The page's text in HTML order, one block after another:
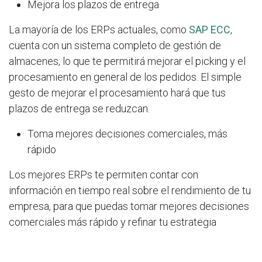
Mejora los plazos de entrega
La mayoría de los ERPs actuales, como SAP ECC,
cuenta con un sistema completo de gestión de
almacenes, lo que te permitirá mejorar el picking y el
procesamiento en general de los pedidos. El simple
gesto de mejorar el procesamiento hará que tus
plazos de entrega se reduzcan.
Toma mejores decisiones comerciales, más
rápido
Los mejores ERPs te permiten contar con
información en tiempo real sobre el rendimiento de tu
empresa, para que puedas tomar mejores decisiones
comerciales más rápido y refinar tu estrategia